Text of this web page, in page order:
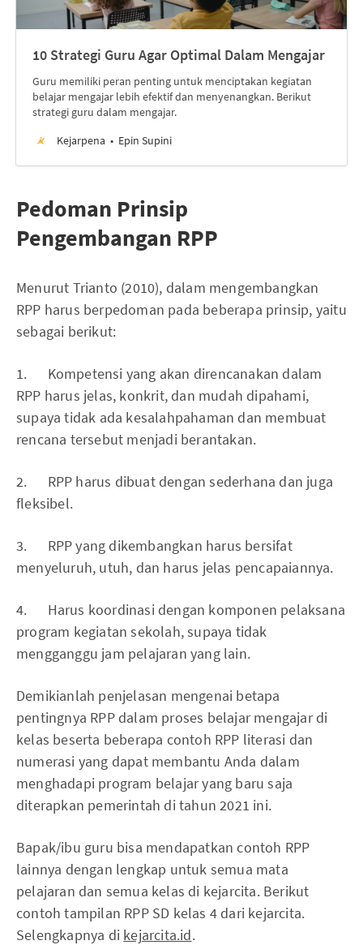
10 Strategi Guru Agar Optimal Dalam Mengajar
Guru memiliki peran penting untuk menciptakan kegiatan
belajar mengajar lebih efektif dan menyenangkan. Berikut
strategi guru dalam mengajar.
Kejarpena
Epin Supini
Pedoman Prinsip
Pengembangan RPP
Menurut Trianto (2010), dalam mengembangkan
RPP harus berpedoman pada beberapa prinsip, yaitu
sebagai berikut:
1. Kompetensi yang akan direncanakan dalam
RPP harus jelas, konkrit, dan mudah dipahami,
supaya tidak ada kesalahpahaman dan membuat
rencana tersebut menjadi berantakan.
2. RPP harus dibuat dengan sederhana dan juga
fleksibel.
3. RPP yang dikembangkan harus bersifat
menyeluruh, utuh, dan harus jelas pencapaiannya.
4. Harus koordinasi dengan komponen pelaksana
program kegiatan sekolah, supaya tidak
mengganggu jam pelajaran yang lain.
Demikianlah penjelasan mengenai betapa
pentingnya RPP dalam proses belajar mengajar di
kelas beserta beberapa contoh RPP literasi dan
numerasi yang dapat membantu Anda dalam
menghadapi program belajar yang baru saja
diterapkan pemerintah di tahun 2021 ini.
Bapak/ibu guru bisa mendapatkan contoh RPP
lainnya dengan lengkap untuk semua mata
pelajaran dan semua kelas di kejarcita. Berikut
contoh tampilan RPP SD kelas 4 dari kejarcita.
Selengkapnya di kejarcita.id.